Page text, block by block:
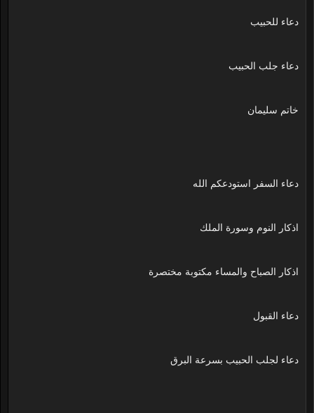
دعاء للحبيب
دعاء جلب الحبيب
خاتم سليمان
دعاء السفر استودعكم الله
اذكار النوم وسورة الملك
اذكار الصباح والمساء مكتوبة مختصرة
دعاء القبول
دعاء لجلب الحبيب بسرعة البرق